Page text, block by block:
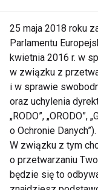
(0,5), banan (3),
g brzoskwiń w
JADŁOSPIS
FIT LIGHT
25 maja 2018 roku
Parlamentu
kwietnia 2016 r. w
w związku z
i w sprawie
oraz uchylenia
„RODO”,
o Ochronie Danych”).
W związku z tym
o przetwarzaniu
będzie się to